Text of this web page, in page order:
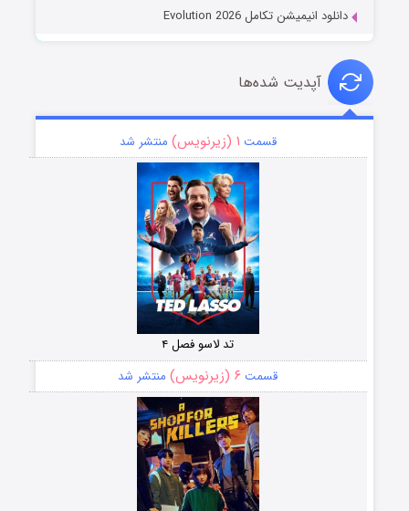
دانلود انیمیشن تکامل Evolution 2026
آپدیت شده‌ها
قسمت ۱ (زیرنویس) منتشر شد
تد لاسو فصل ۴
قسمت ۶ (زیرنویس) منتشر شد